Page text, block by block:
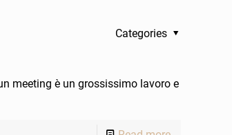
Categories
meeting è un grossissimo lavoro e